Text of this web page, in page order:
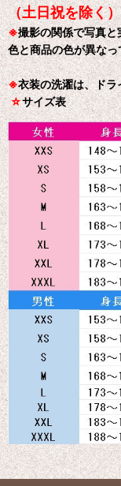
（土日祝を除く）
※撮影の関係で写真
色と商品の色が異な
※衣装の洗濯は、ド
☆サイズ表